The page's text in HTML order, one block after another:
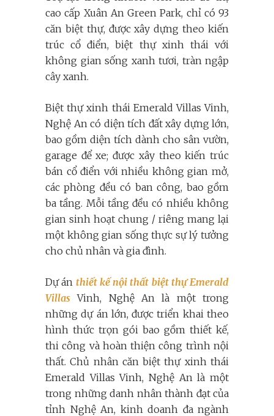
cao cấp Xuân An Green Park, chỉ có 93
căn biệt thự, được xây dựng theo kiến
trúc cổ điển, biệt thự xinh thái với
không gian sống xanh tươi, tràn ngập
cây xanh.
Biệt thự xinh thái Emerald Villas Vinh,
Nghệ An có diện tích đất xây dựng lớn,
bao gồm diện tích dành cho sân vườn,
garage để xe; được xây theo kiến trúc
bán cổ điển với nhiều không gian mở,
các phòng đều có ban công, bao gồm
ba tầng. Mỗi tầng đều có nhiều không
gian sinh hoạt chung / riêng mang lại
một không gian sống thực sự lý tưởng
cho chủ nhân và gia đình.
Dự án thiết kế nội thất biệt thự Emerald
Villas Vinh, Nghệ An là một trong
những dự án lớn, được triển khai theo
hình thức trọn gói bao gồm thiết kế,
thi công và hoàn thiện công trình nội
thất. Chủ nhân căn biệt thự xinh thái
Emerald Villas Vinh, Nghệ An là một
trong những danh nhân thành đạt của
tỉnh Nghệ An, kinh doanh đa ngành